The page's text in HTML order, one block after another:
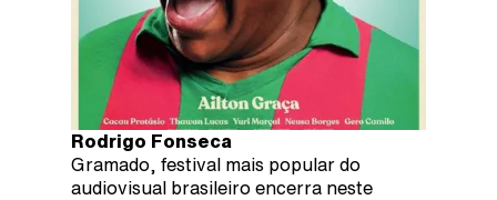
Rodrigo Fonseca
Gramado, festival mais popular do
audiovisual brasileiro encerra neste